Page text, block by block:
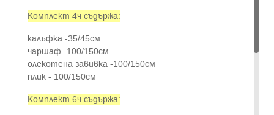
Комплект 4ч съдържа:
калъфка -35/45см
чаршаф -100/150см
олекотена завивка -100/150см
плик - 100/150см
Комплект 6ч съдържа: